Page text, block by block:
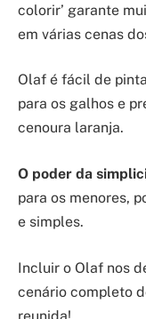
colorir’ garante
em várias cenas
Olaf é fácil de
para os galhos e
cenoura laranja.
O poder da
para os menores,
e simples.
Incluir o Olaf nos
cenário completo
reunida!